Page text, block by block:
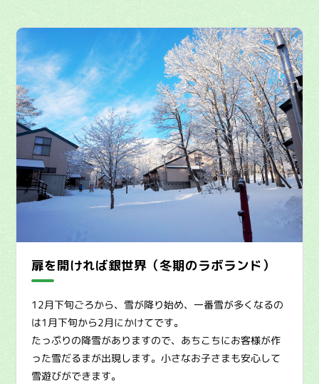
扉を開ければ銀世界（冬期のラボランド）
12月下旬ごろから、雪が降り始め、一番雪が多くなるの
は1月下旬から2月にかけてです。
たっぷりの降雪がありますので、あちこちにお客様が作
った雪だるまが出現します。小さなお子さまも安心して
雪遊びができます。